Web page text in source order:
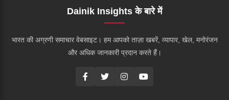
Dainik Insights के बारे में
भारत की अग्रणी समाचार वेबसाइट। हम आपको ताज़ा खबरें, व्यापार, खेल, मनोरंजन
और अधिक जानकारी प्रदान करते हैं।